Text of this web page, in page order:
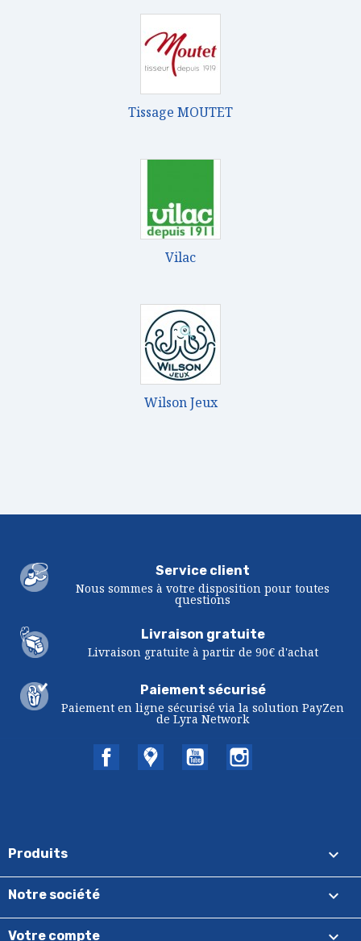
Tissage MOUTET
Vilac
Wilson Jeux
Service client
Nous sommes à votre disposition pour toutes
questions
Livraison gratuite
Livraison gratuite à partir de 90€ d'achat
Paiement sécurisé
Paiement en ligne sécurisé via la solution PayZen
de Lyra Network
Facebook Twitter YouTube
Produits 
Notre société 
Votre compte 